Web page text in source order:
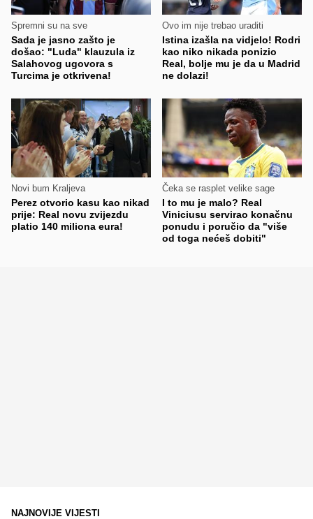
Spremni su na sve
Sada je jasno zašto je
došao: "Luda" klauzula iz
Salahovog ugovora s
Turcima je otkrivena!
Ovo im nije trebao uraditi
Istina izašla na vidjelo! Rodri
kao niko nikada ponizio
Real, bolje mu je da u Madrid
ne dolazi!
Novi bum Kraljeva
Perez otvorio kasu kao nikad
prije: Real novu zvijezdu
platio 140 miliona eura!
Čeka se rasplet velike sage
I to mu je malo? Real
Viniciusu servirao konačnu
ponudu i poručio da "više
od toga nećeš dobiti"
NAJNOVIJE VIJESTI